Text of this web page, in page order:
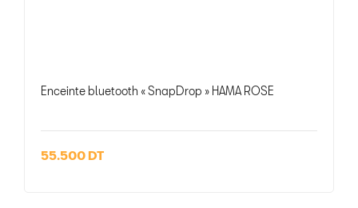
Enceinte bluetooth « SnapDrop » HAMA ROSE
55.500 DT